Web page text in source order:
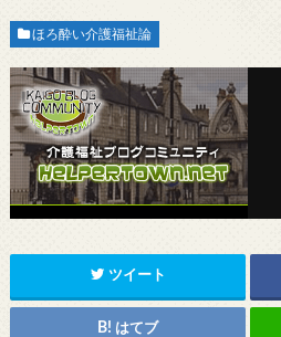
ほろ酔い介護福祉論
ツイート
はてブ